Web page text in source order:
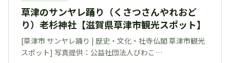
草津のサンヤレ踊り（くさつさんやれおど
り）老杉神社【滋賀県草津市観光スポット】
[草津市 サンヤレ踊り | 歴史・文化・社寺仏閣 草津市観光
スポット] 写真提供：公益社団法人びわこ…